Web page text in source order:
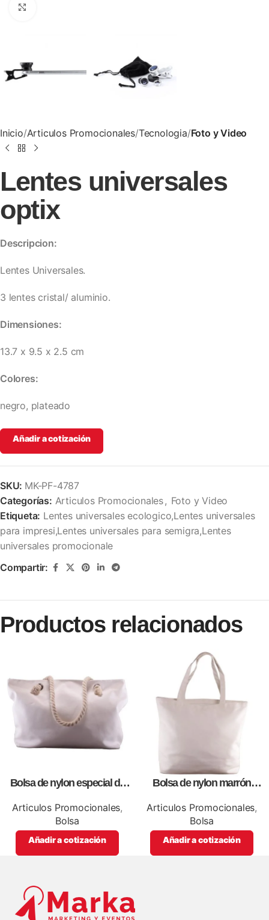
Inicio Articulos Promocionales Tecnologia Foto y Video
Lentes universales
optix
Descripcion:
Lentes Universales.
3 lentes cristal/ aluminio.
Dimensiones:
13.7 x 9.5 x 2.5 cm
Colores:
negro, plateado
Añadir a cotización
SKU: MK-PF-4787
Categorías: Articulos Promocionales, Foto y Video
Etiqueta: Lentes universales ecologico,Lentes universales
para impresi,Lentes universales para semigra,Lentes
universales promocionale
Compartir:
Productos relacionados
Bolsa de nylon especial de
con impresión full color.
Articulos Promocionales,
Bolsa
Añadir a cotización
Bolsa de nylon marrón
color
Articulos Promocionales,
Bolsa
Añadir a cotización